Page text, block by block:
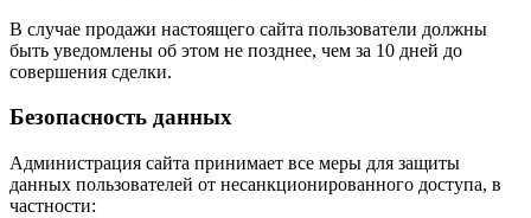
В случае продажи настоящего сайта пользователи должны
быть уведомлены об этом не позднее, чем за 10 дней до
совершения сделки.
Безопасность данных
Администрация сайта принимает все меры для защиты
данных пользователей от несанкционированного доступа, в
частности: